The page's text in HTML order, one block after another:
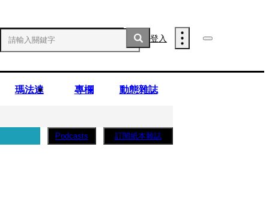
登入
瑪法達 專欄 動態雜誌
Podcasts 訂閱紙本雜誌